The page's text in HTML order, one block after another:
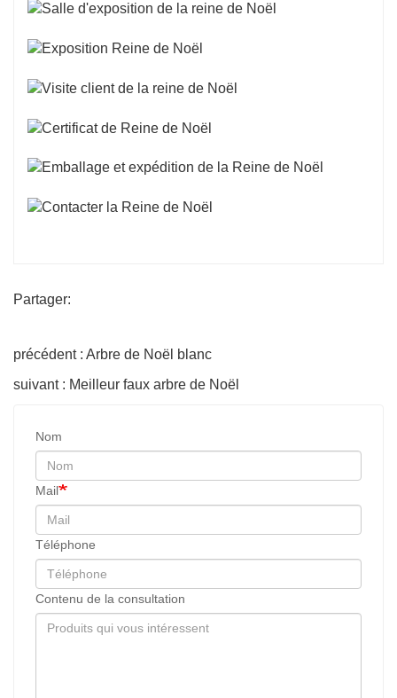
Partager:
précédent : Arbre de Noël blanc
suivant : Meilleur faux arbre de Noël
Nom
Mail
Téléphone
Contenu de la consultation